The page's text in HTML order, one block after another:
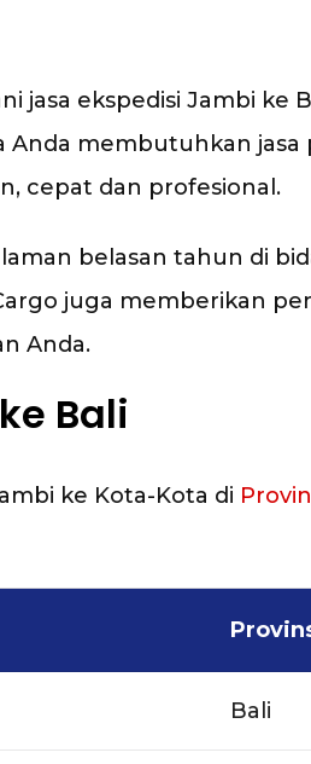
jasa ekspedisi Jambi
Anda membutuhkan
cepat dan profesional.
belasan tahun di
juga memberikan
Anda.
Bali
ke Kota-Kota di
Bali